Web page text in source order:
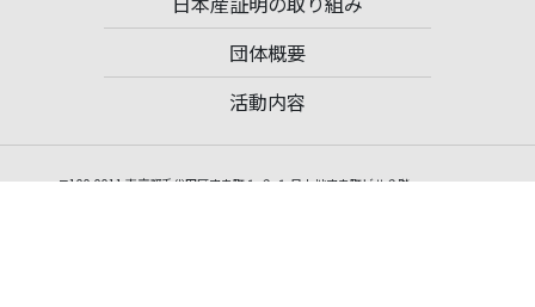
団体概要
活動内容
〒100-0011 東京都千代田区内幸町１-２-１ 日土地内幸町ビル２階